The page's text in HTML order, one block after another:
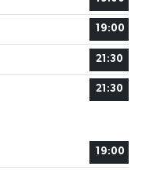
19:00
21:30
21:30
19:00